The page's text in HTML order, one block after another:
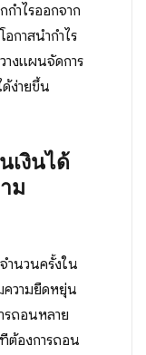
ำไรออกจาก
กาสนำกำไร
างแผนจัดการ
ง่ายขึ้น
เงินได้
ม
ำนวนครั้งใน
ความยืดหยุ่น
รถอนหลาย
ต้องการถอน